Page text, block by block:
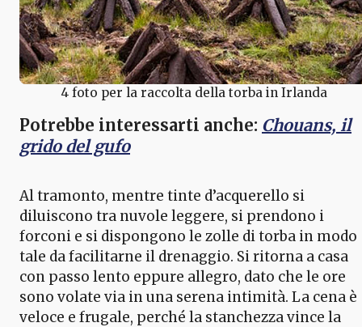
4 foto per la raccolta della torba in Irlanda
Potrebbe interessarti anche: Chouans, il
grido del gufo
Al tramonto, mentre tinte d’acquerello si
diluiscono tra nuvole leggere, si prendono i
forconi e si dispongono le zolle di torba in modo
tale da facilitarne il drenaggio. Si ritorna a casa
con passo lento eppure allegro, dato che le ore
sono volate via in una serena intimità. La cena è
veloce e frugale, perché la stanchezza vince la